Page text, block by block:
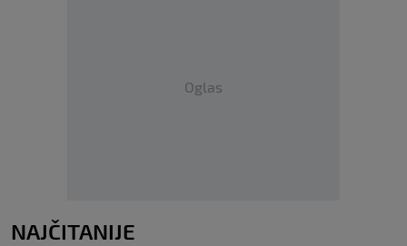
Oglas
NAJČITANIJE